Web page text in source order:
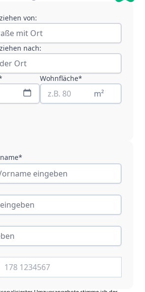
von:
nach:
Wohnfläche*
m²